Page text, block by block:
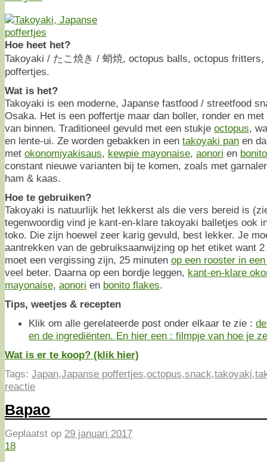
Hoe heet het?
Takoyaki / たこ焼き / 蛸焼, octopus balls, octopus
poffertjes.
Wat is het?
Takoyaki is een moderne, Japanse fastfood / streetfood
Osaka. Het is een poffertje maar dan boller, ronder en
van binnen. Traditioneel gevuld met een stukje octopus,
en lente-ui. Ze worden gebakken in een takoyaki pan en
met okonomiyakisaus, kewpie mayonaise, aonori en
constant nieuwe varianten bij te komen, zoals met
ham & kaas.
Hoe te gebruiken?
Takoyaki is natuurlijk het lekkerst als die vers bereid is
tegenwoordig vind je kant-en-klare takoyaki balletjes ook
toko. Die zijn hoewel zeer karig gevuld, best lekker. Je
aantrekken van de gebruiksaanwijzing op het etiket want
moet een vergissing zijn, 25 minuten op een rooster in
veel beter. Daarna op een bordje leggen, kant-en-klare
mayonaise, aonori en bonito flakes.
Tips, weetjes & recepten
Klik om alle gerelateerde post onder elkaar te zie :
en de ingrediënten. En hier een : filmpje van hoe je
Wat is er te koop? (klik hier)
Tags: Japan,Japanse poffertjes,octopus,snack,takoyaki,
reactie
Bapao
Geplaatst op 29 januari 2017
18